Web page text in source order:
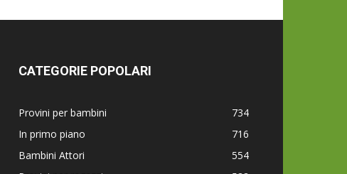
CATEGORIE POPOLARI
Provini per bambini
734
In primo piano
716
Bambini Attori
554